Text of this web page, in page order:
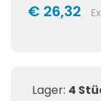
€ 26,32
Lager: 4